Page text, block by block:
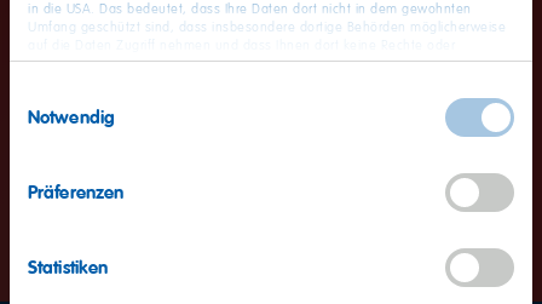
in die USA. Das bedeutet, dass Ihre Daten dort nicht in dem gewohnten
Umfang geschützt sind, dass insbesondere dortige Behörden möglicherweise
Rechtsbehelfe zur Verfügung stehen. Sie haben das Rechts, Ihre Einwilligung
finden Sie detaillierten Informationen zur Verarbeitung
Ihrer Daten und zum Widerruf Ihrer Einwilligung. Unser Impressum finden Sie
Notwendig
Präferenzen
Statistiken
Wartungsarbeiten - Wir
bitten um etwas Geduld
Vielen Dank für Ihr Interesse an der bunten Karrierewelt von
andauern. Dadurch ist eine Bewerbung momentan leider nicht
möglich. Bitte probieren Sie es später erneut. Vielen Dank für